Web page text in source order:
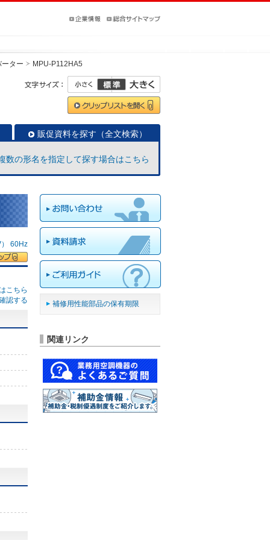
ター MPU-P112HA5
販促資料を探す（全文検索）
数の形名を指定して探す場合はこちら
60Hz
こちら
認する
補修用性能部品の保有期限
関連リンク